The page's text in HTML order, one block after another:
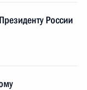
России